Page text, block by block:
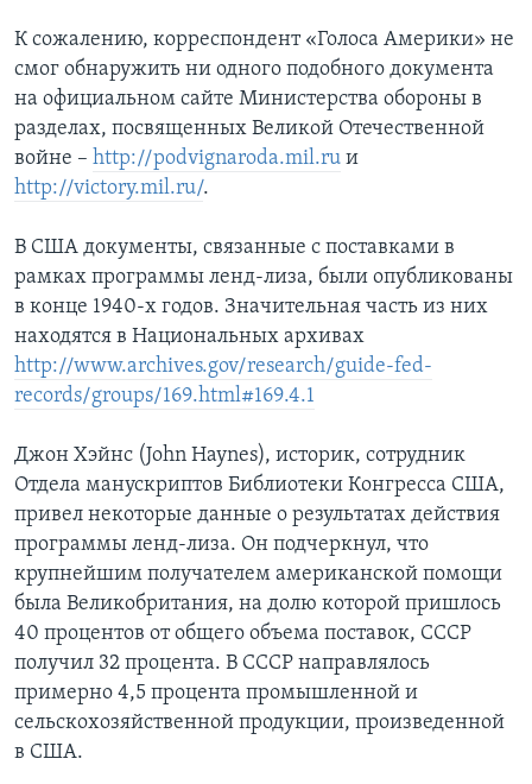
К сожалению, корреспондент «Голоса Америки» не
смог обнаружить ни одного подобного документа
на официальном сайте Министерства обороны в
разделах, посвященных Великой Отечественной
войне – http://podvignaroda.mil.ru и
http://victory.mil.ru/.
В США документы, связанные с поставками в
рамках программы ленд-лиза, были опубликованы
в конце 1940-х годов. Значительная часть из них
находятся в Национальных архивах
http://www.archives.gov/research/guide-fed-
records/groups/169.html#169.4.1
Джон Хэйнс (John Haynes), историк, сотрудник
Отдела манускриптов Библиотеки Конгресса США,
привел некоторые данные о результатах действия
программы ленд-лиза. Он подчеркнул, что
крупнейшим получателем американской помощи
была Великобритания, на долю которой пришлось
40 процентов от общего объема поставок, СССР
получил 32 процента. В СССР направлялось
примерно 4,5 процента промышленной и
сельскохозяйственной продукции, произведенной
в США.